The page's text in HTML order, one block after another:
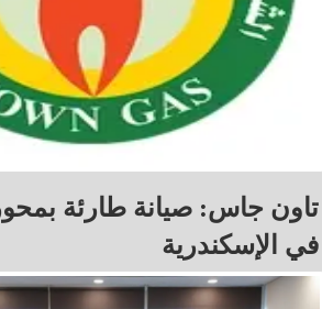
تاون جاس: صيانة طارئة
في الإسكندرية